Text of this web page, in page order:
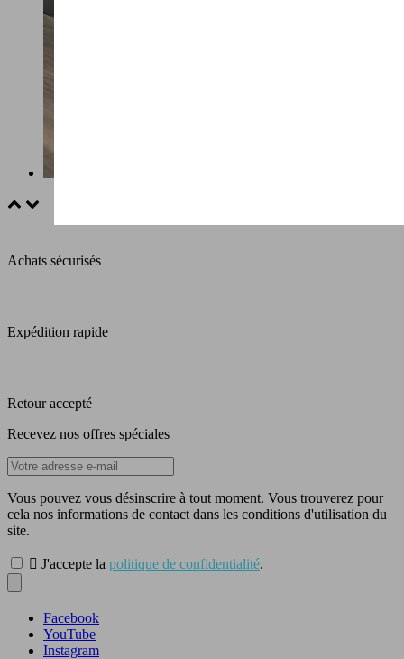
Achats sécurisés
Expédition rapide
Retour accepté
Recevez nos offres spéciales
Vous pouvez vous désinscrire à tout moment. Vous trouverez pour
cela nos informations de contact dans les conditions d'utilisation du
site.
 J'accepte la politique de confidentialité.
Facebook
YouTube
Instagram